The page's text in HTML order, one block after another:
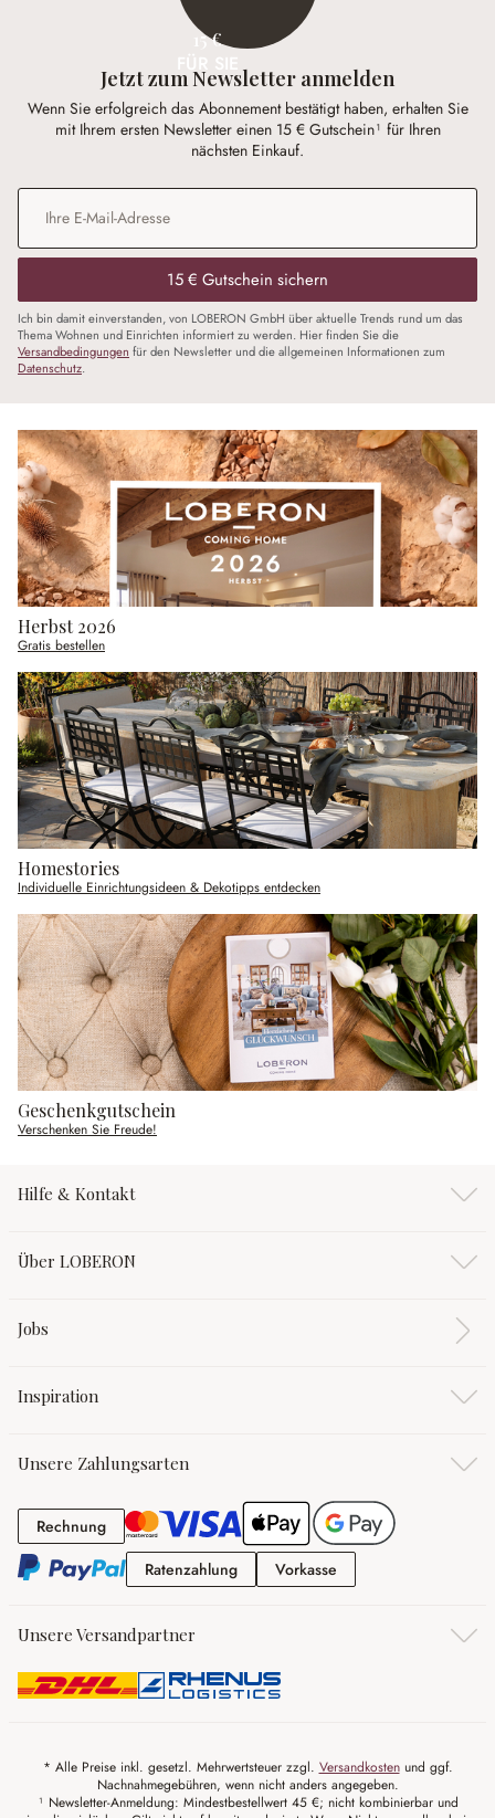
15 €
Jetzt zum Newsletter anmelden
Wenn Sie erfolgreich das Abonnement bestätigt haben, erhalten Sie
mit Ihrem ersten Newsletter einen 15 € Gutschein¹ für Ihren
nächsten Einkauf.
E-Mail-Adresse
15 € Gutschein sichern
Ich bin damit einverstanden, von LOBERON GmbH über aktuelle Trends rund um das
Thema Wohnen und Einrichten informiert zu werden. Hier finden Sie die
Versandbedingungen für den Newsletter und die allgemeinen Informationen zum
Datenschutz.
Herbst 2026
Gratis bestellen
Homestories
Individuelle Einrichtungsideen & Dekotipps entdecken
Geschenkgutschein
Verschenken Sie Freude!
Hilfe & Kontakt
Über LOBERON
Jobs
Inspiration
Unsere Zahlungsarten
RechnungRechnung
RatenzahlungRatenzahlung
Vorkasse
Unsere Versandpartner
* Alle Preise inkl. gesetzl. Mehrwertsteuer zzgl. Versandkostenund ggf.
Nachnahmegebühren, wenn nicht anders angegeben.
¹ Newsletter-Anmeldung: Mindestbestellwert 45 €; nicht kombinierbar und